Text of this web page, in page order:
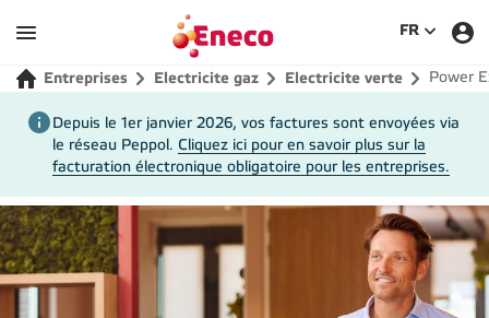
FR
Entreprises Electricite gaz Electricite verte Power
Depuis le 1er janvier 2026, vos factures sont envoyées via
le réseau Peppol. Cliquez ici pour en savoir plus sur la
facturation électronique obligatoire pour les entreprises.